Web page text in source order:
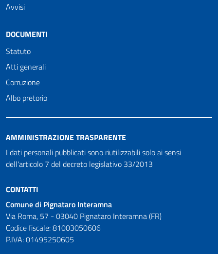
Avvisi
DOCUMENTI
Statuto
Atti generali
Corruzione
Albo pretorio
AMMINISTRAZIONE TRASPARENTE
I dati personali pubblicati sono riutilizzabili solo ai sensi
dell'articolo 7 del decreto legislativo 33/2013
CONTATTI
Comune di Pignataro Interamna
Via Roma, 57 - 03040 Pignataro Interamna (FR)
Codice fiscale: 81003050606
P.IVA: 01495250605